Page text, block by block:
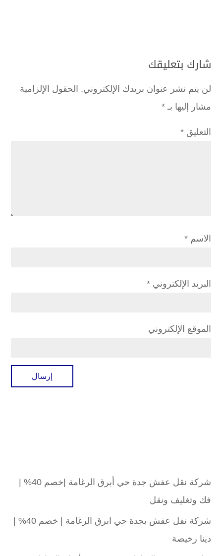
شارك بتعليقك
لن يتم نشر عنوان بريدك الإلكتروني. الحقول الإلزامية
مشار إليها بـ *
التعليق *
الاسم *
البريد الإلكتروني *
الموقع الإلكتروني
شركة نقل عفش جدة حي أبرق الرغامة |خصم 40% |
فك وتغليف ونقل
شركة نفل عفش بجدة حي ابرق الرغامة | خصم 40% |
دينا رخيصة